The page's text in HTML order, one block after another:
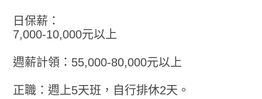
日保薪：
7,000-10,000元以上
週薪計領：55,000-80,000元以上
正職：週上5天班，自行排休2天。